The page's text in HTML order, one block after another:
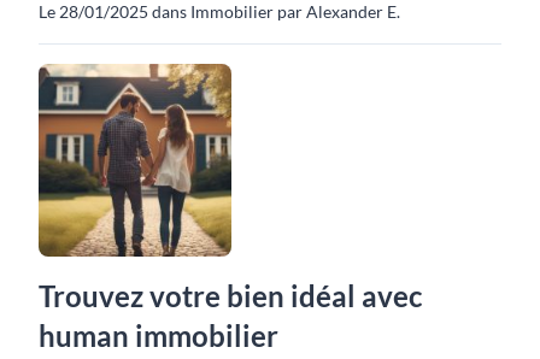
Le 28/01/2025 dans Immobilier par Alexander E.
Trouvez votre bien idéal avec
human immobilier